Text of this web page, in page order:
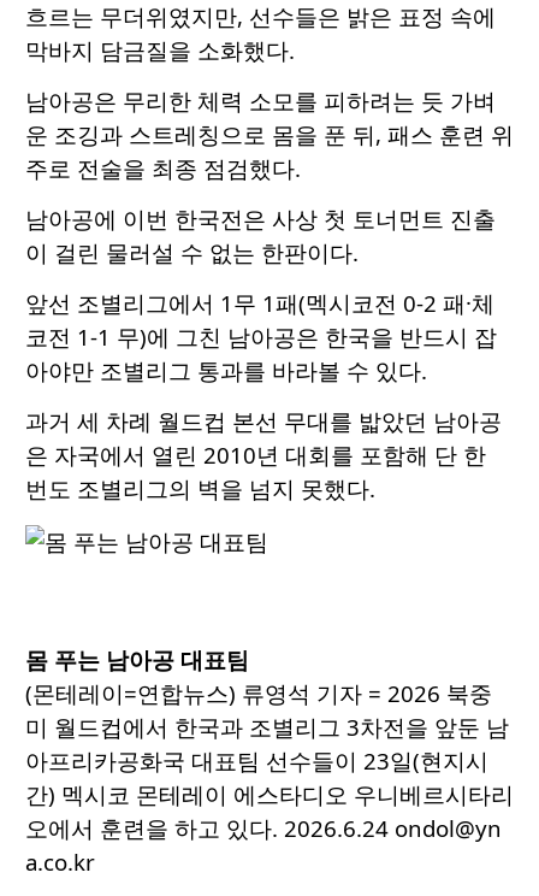
흐르는 무더위였지만, 선수들은 밝은 표정 속에
막바지 담금질을 소화했다.
남아공은 무리한 체력 소모를 피하려는 듯 가벼
운 조깅과 스트레칭으로 몸을 푼 뒤, 패스 훈련 위
주로 전술을 최종 점검했다.
남아공에 이번 한국전은 사상 첫 토너먼트 진출
이 걸린 물러설 수 없는 한판이다.
앞선 조별리그에서 1무 1패(멕시코전 0-2 패·체
코전 1-1 무)에 그친 남아공은 한국을 반드시 잡
아야만 조별리그 통과를 바라볼 수 있다.
과거 세 차례 월드컵 본선 무대를 밟았던 남아공
은 자국에서 열린 2010년 대회를 포함해 단 한
번도 조별리그의 벽을 넘지 못했다.
몸 푸는 남아공 대표팀
(몬테레이=연합뉴스) 류영석 기자 = 2026 북중
미 월드컵에서 한국과 조별리그 3차전을 앞둔 남
아프리카공화국 대표팀 선수들이 23일(현지시
간) 멕시코 몬테레이 에스타디오 우니베르시타리
오에서 훈련을 하고 있다. 2026.6.24 ondol@yn
a.co.kr